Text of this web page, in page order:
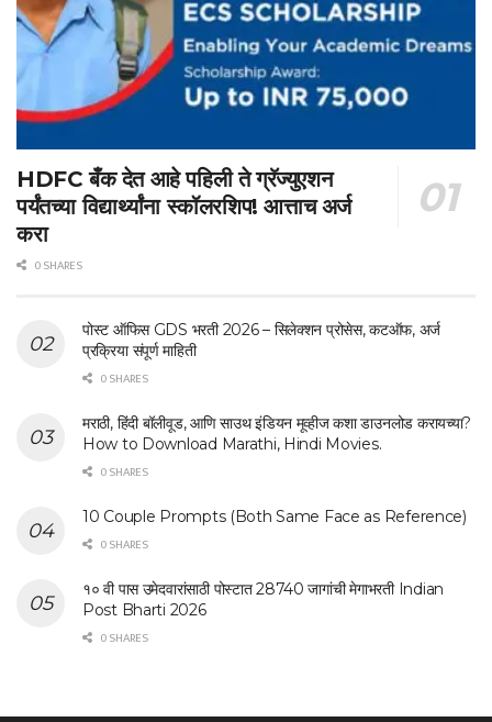
HDFC बँक देत आहे पहिली ते ग्रॅज्युएशन
पर्यंतच्या विद्यार्थ्यांना स्कॉलरशिप! आत्ताच अर्ज
करा
0 SHARES
पोस्ट ऑफिस GDS भरती 2026 – सिलेक्शन प्रोसेस, कटऑफ, अर्ज
प्रक्रिया संपूर्ण माहिती
0 SHARES
मराठी, हिंदी बॉलीवूड, आणि साउथ इंडियन मूव्हीज कशा डाउनलोड करायच्या?
How to Download Marathi, Hindi Movies.
0 SHARES
10 Couple Prompts (Both Same Face as Reference)
0 SHARES
१० वी पास उमेदवारांसाठी पोस्टात 28740 जागांची मेगाभरती Indian
Post Bharti 2026
0 SHARES